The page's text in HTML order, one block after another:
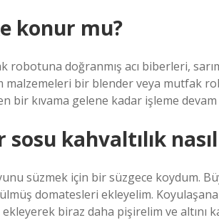
konur mu?
robotuna doğranmış acı biberleri,
malzemeleri bir blender veya mutfak
bir kıvama gelene kadar işleme
sosu kahvaltılık
süzmek için bir süzgece koydum.
domatesleri ekleyelim.
biraz daha pişirelim ve altını